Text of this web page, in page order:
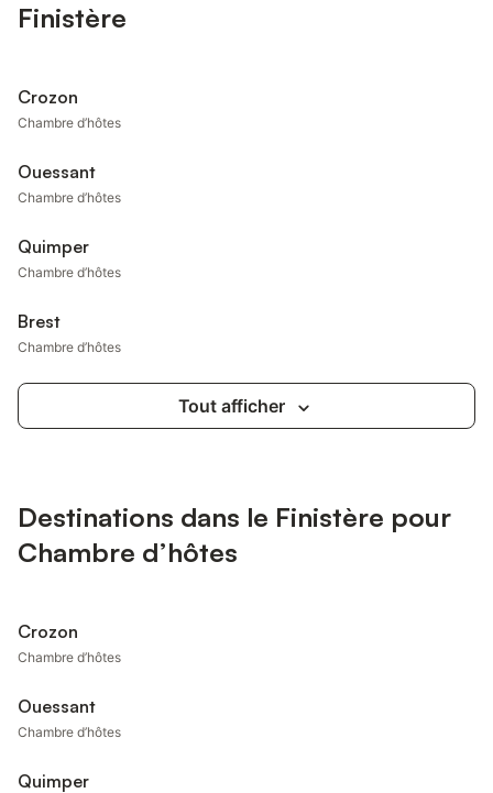
Finistère
Crozon
Chambre d’hôtes
Ouessant
Chambre d’hôtes
Quimper
Chambre d’hôtes
Brest
Chambre d’hôtes
Tout afficher
Destinations dans le Finistère pour
Chambre d’hôtes
Crozon
Chambre d’hôtes
Ouessant
Chambre d’hôtes
Quimper